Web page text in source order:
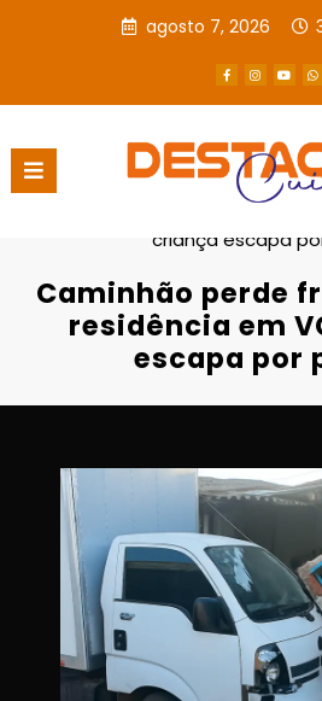
agosto 7, 2026
Página inicial
criança escapa
Caminhão perde
residência em
escapa por